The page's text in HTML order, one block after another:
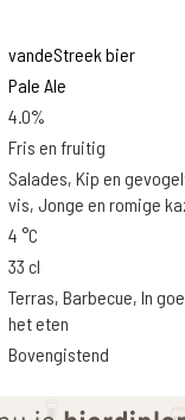
vandeStreek bier
Pale Ale
4.0%
Fris en fruitig
Salades, Kip en
vis, Jonge en romige
4 °C
33 cl
Terras, Barbecue, In
het eten
Bovengistend